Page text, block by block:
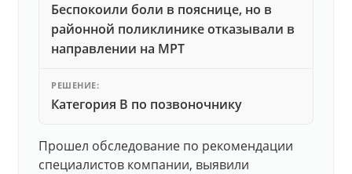
Беспокоили боли в пояснице, но в
районной поликлинике отказывали в
направлении на МРТ
РЕШЕНИЕ:
Категория В по позвоночнику
Прошел обследование по рекомендации
специалистов компании, выявили